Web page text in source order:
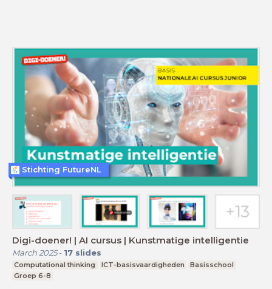
Digi-doener! | AI cursus | Kunstmatige intelligentie
March 2025- 17 slides
Computational thinking ICT-basisvaardigheden
Basisschool
Groep 6-8
Stichting FutureNL